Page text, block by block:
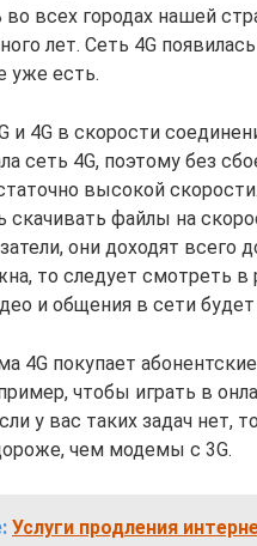
всех городах нашей
лет. Сеть 4G
уже есть.
и 4G в скорости
сеть 4G, поэтому без
высокой
скачивать файлы на
они доходят всего
то следует смотреть
и общения в сети будет
4G покупает
чтобы играть в
у вас таких задач нет,
чем модемы с 3G.
Услуги продления